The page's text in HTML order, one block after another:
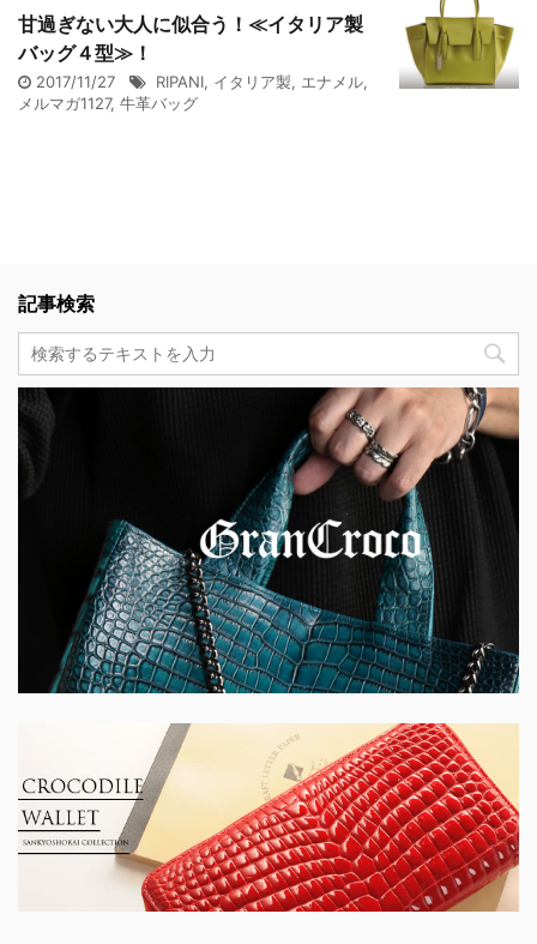
甘過ぎない大人に似合う！≪イタリア製
バッグ４型≫！
2017/11/27 RIPANI, イタリア製, エナメル,
メルマガ1127, 牛革バッグ
記事検索